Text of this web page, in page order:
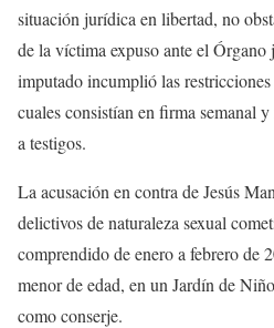
situación jurídica en libertad, no
de la víctima expuso ante el
imputado incumplió las
cuales consistían en firma semanal
a testigos.
La acusación en contra de Jesús
delictivos de naturaleza sexual
comprendido de enero a febrero de
menor de edad, en un Jardín de
como conserje.